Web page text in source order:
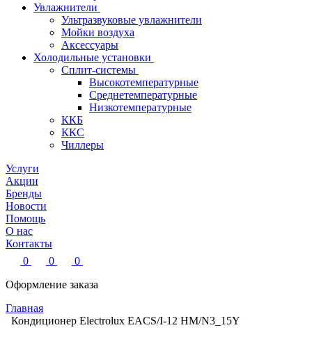
Увлажнители
Ультразвуковые увлажнители
Мойки воздуха
Аксессуары
Холодильные установки
Сплит-системы
Высокотемпературные
Среднетемпературные
Низкотемпературные
ККБ
ККС
Чиллеры
Услуги
Акции
Бренды
Новости
Помощь
О нас
Контакты
0
0
0
Оформление заказа
Главная
Кондиционер Electrolux EACS/I-12 HM/N3_15Y